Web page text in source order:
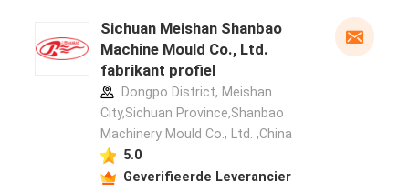
Sichuan Meishan Shanbao
Machine Mould Co., Ltd.
fabrikant profiel
Dongpo District, Meishan
City,Sichuan Province,Shanbao
Machinery Mould Co., Ltd. ,China
5.0
Geverifieerde Leverancier